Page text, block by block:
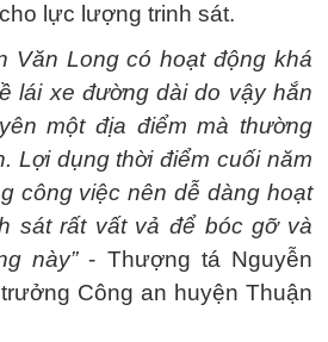
lực lượng trinh sát.
Văn Long có hoạt động khá
lái xe đường dài do vậy hắn
một địa điểm mà thường
Lợi dụng thời điểm cuối năm
công việc nên dễ dàng hoạt
sát rất vất vả để bóc gỡ và
này”- Thượng tá Nguyễn
Công an huyện Thuận